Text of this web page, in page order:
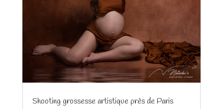
Shooting grossesse artistique près de Paris